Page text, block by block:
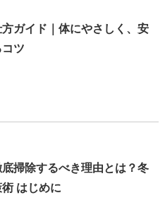
ガイド｜体にやさしく、安
ツ
掃除するべき理由とは？冬
はじめに